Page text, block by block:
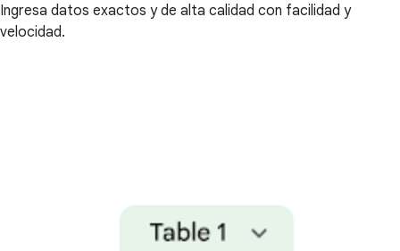
Ingresa datos exactos y de alta calidad con facilidad y
velocidad.